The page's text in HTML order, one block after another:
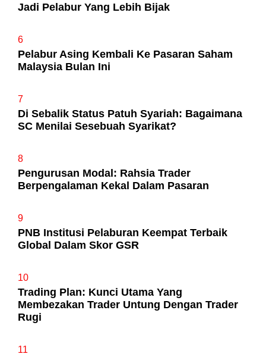
Jadi Pelabur Yang Lebih Bijak
6
Pelabur Asing Kembali Ke Pasaran Saham
Malaysia Bulan Ini
7
Di Sebalik Status Patuh Syariah: Bagaimana
SC Menilai Sesebuah Syarikat?
8
Pengurusan Modal: Rahsia Trader
Berpengalaman Kekal Dalam Pasaran
9
PNB Institusi Pelaburan Keempat Terbaik
Global Dalam Skor GSR
10
Trading Plan: Kunci Utama Yang
Membezakan Trader Untung Dengan Trader
Rugi
11